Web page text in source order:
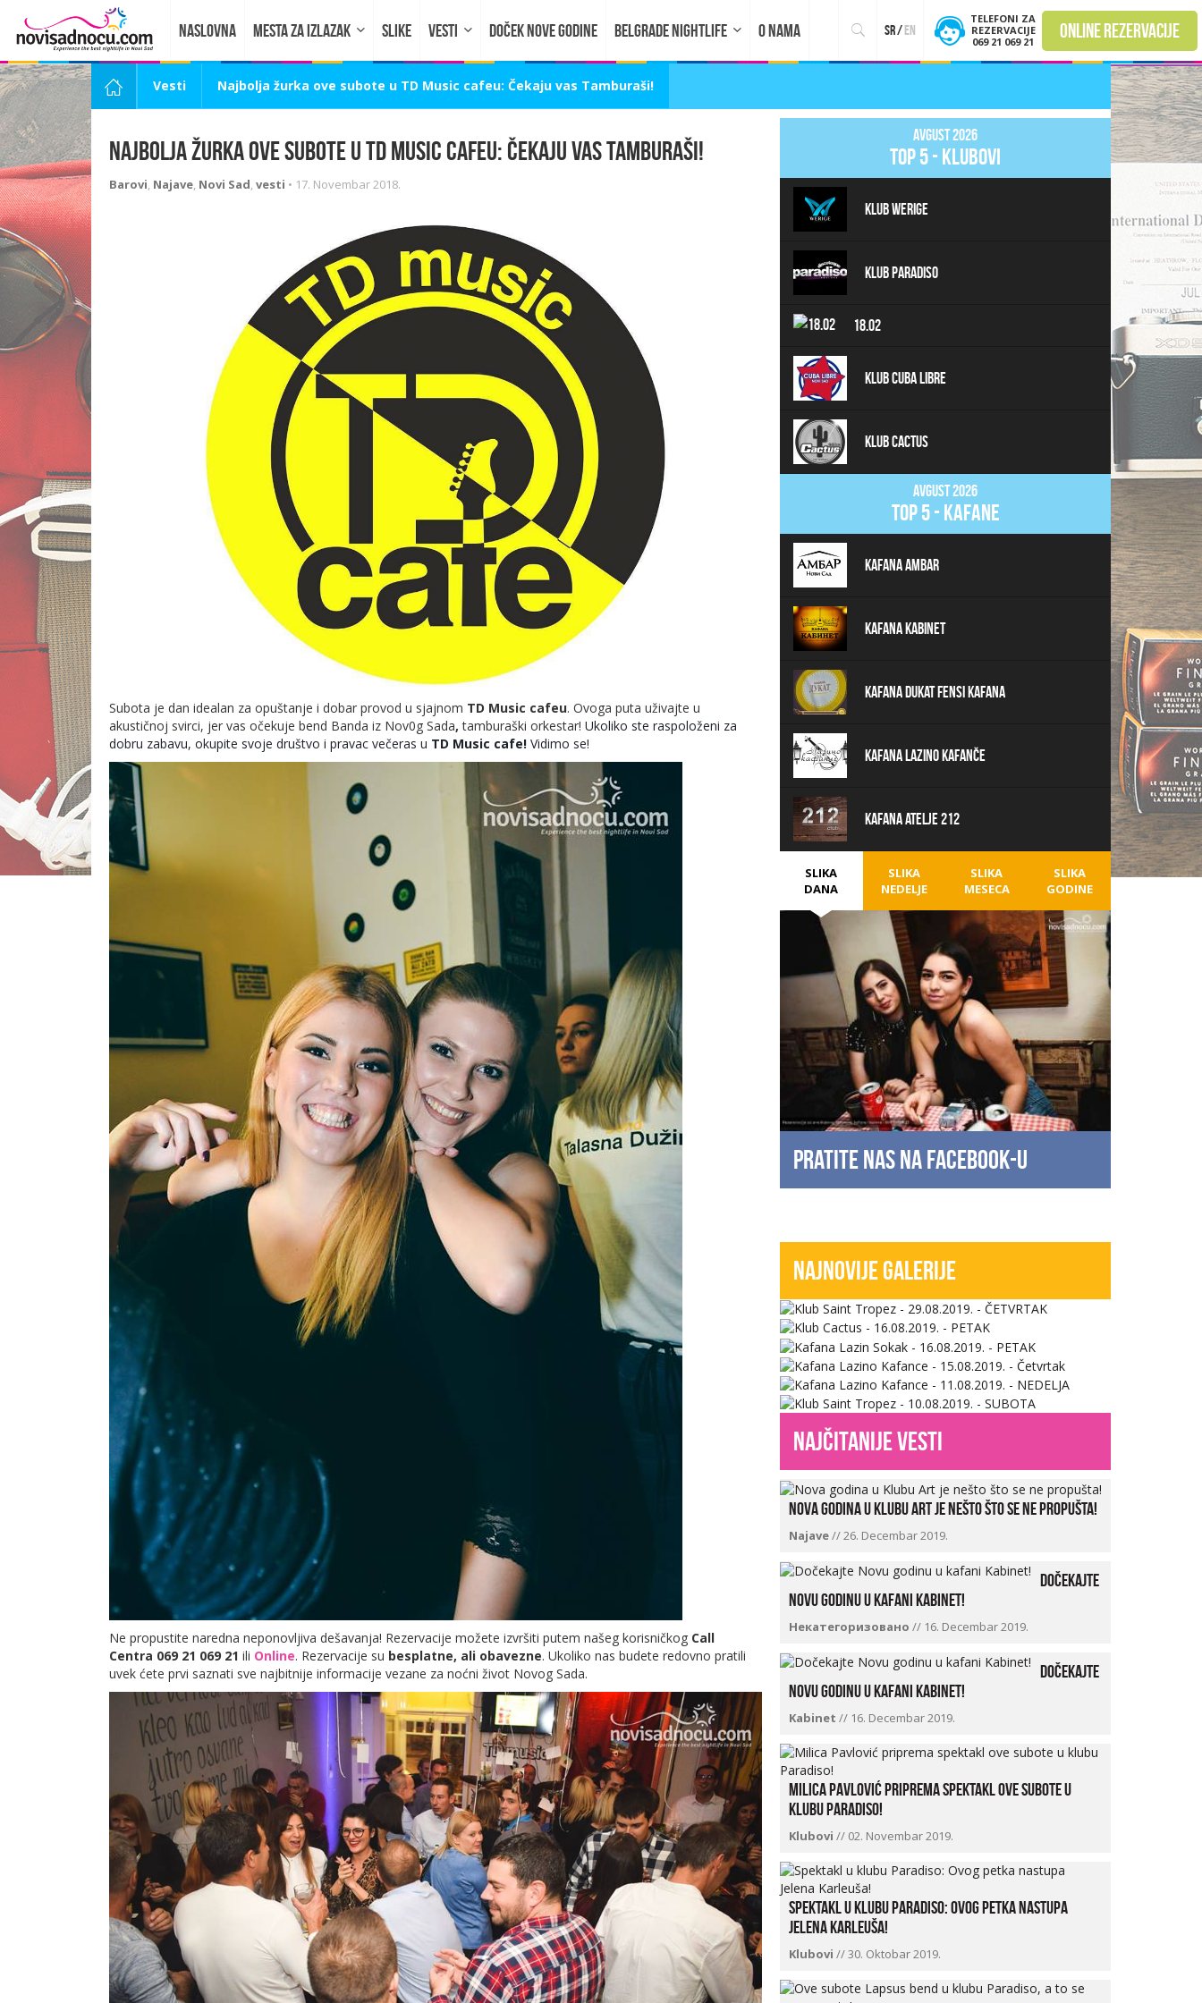
NASLOVNA MESTA ZA IZLAZAK SLIKE VESTI DOČEK NOVE GODINE BELGRADE NIGHTLIFE O NAMA sr/en
TELEFONI ZA
REZERVACIJE
069 21 069 21
online rezervacije
Vesti Najbolja žurka ove subote u TD Music cafeu: Čekaju vas Tamburaši!
Najbolja žurka ove subote u TD Music cafeu: Čekaju vas Tamburaši!
Barovi, Najave, Novi Sad, vesti • 17. Novembar 2018.
Subota je dan idealan za opuštanje i dobar provod u sjajnom TD Music cafeu. Ovoga puta uživajte u
akustičnoj svirci, jer vas očekuje bend Banda iz Nov0g Sada,tamburaški orkestar! Ukoliko ste raspoloženi za
dobru zabavu, okupite svoje društvo i pravac večeras u TD Music cafe! Vidimo se!
Ne propustite naredna neponovljiva dešavanja! Rezervacije možete izvršiti putem našeg korisničkog Call
Centra 069 21 069 21 ili Online. Rezervacije su besplatne, ali obavezne. Ukoliko nas budete redovno pratili
uvek ćete prvi saznati sve najbitnije informacije vezane za noćni život Novog Sada.
Avgust 2026
top 5 - klubovi
Klub Werige
Klub Paradiso
18.02
Klub Cuba Libre
Klub Cactus
Avgust 2026
top 5 - kafane
Kafana Ambar
Kafana Kabinet
Kafana Dukat Fensi Kafana
Kafana Lazino Kafanče
Kafana Atelje 212
SLIKA
DANA
SLIKA
NEDELJE
SLIKA
MESECA
SLIKA
GODINE
Pratite nas na facebook-u
Najnovije galerije
najčitanije vesti
Nova godina u Klubu Art je nešto što se ne propušta!
Najave//26. Decembar 2019.
Dočekajte
Novu godinu u kafani Kabinet!
Некатегоризовано // 16. Decembar 2019.
Dočekajte
Novu godinu u kafani Kabinet!
Kabinet // 16. Decembar 2019.
Milica Pavlović priprema spektakl ove subote u
klubu Paradiso!
Klubovi // 02. Novembar 2019.
Spektakl u klubu Paradiso: Ovog petka nastupa
Jelena Karleuša!
Klubovi //30. Oktobar 2019.